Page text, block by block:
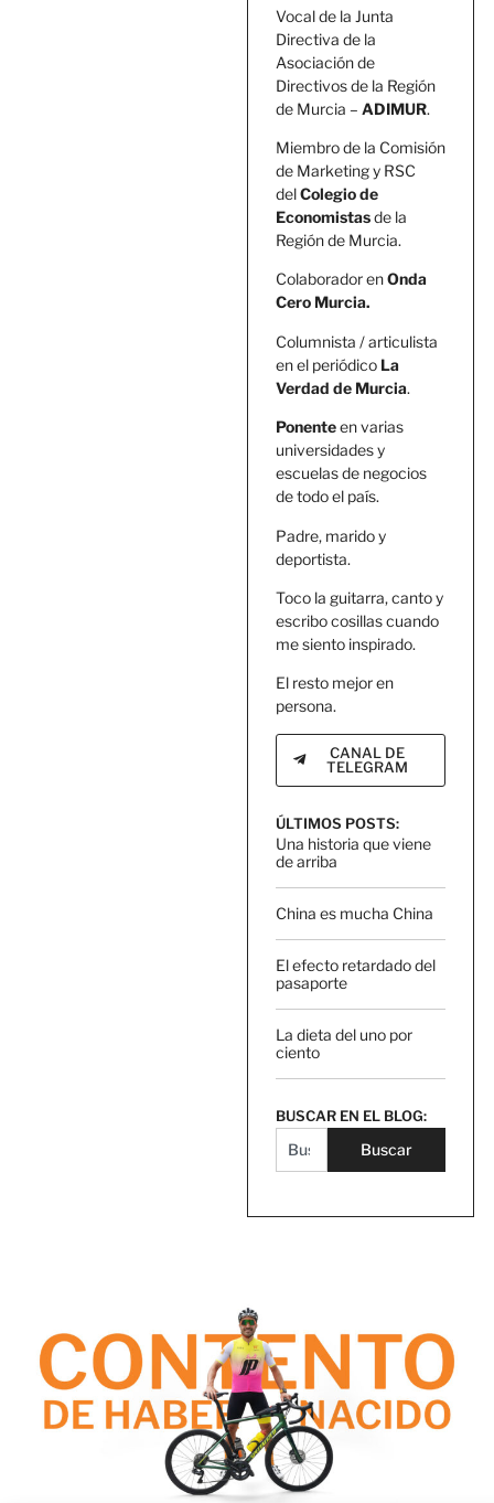
Vocal de la Junta
Directiva de la
Asociación de
Directivos de la Región
de Murcia – ADIMUR.
Miembro de la Comisión
de Marketing y RSC
delColegio de
Economistasde la
Región de Murcia.
Colaborador enOnda
Cero Murcia.
Columnista / articulista
en el periódico La
Verdad de Murcia.
Ponenteen varias
universidades y
escuelas de negocios
de todo el país.
Padre, marido y
deportista.
Toco la guitarra, canto y
escribo cosillas cuando
me siento inspirado.
El resto mejor en
persona.
CANAL DE
TELEGRAM
ÚLTIMOS POSTS:
Una historia que viene
de arriba
China es mucha China
El efecto retardado del
pasaporte
La dieta del uno por
ciento
BUSCAR EN EL BLOG:
Buscar